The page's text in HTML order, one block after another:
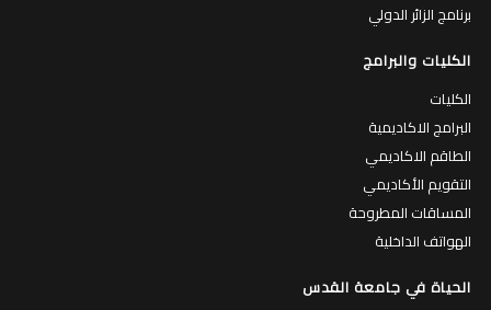
برنامج الزائر الدولي
الكليات والبرامج
الكليات
البرامج الاكاديمية
الطاقم الاكاديمي
التقويم الأكاديمي
المساقات المطروحة
الهواتف الداخلية
الحياة في جامعة القدس